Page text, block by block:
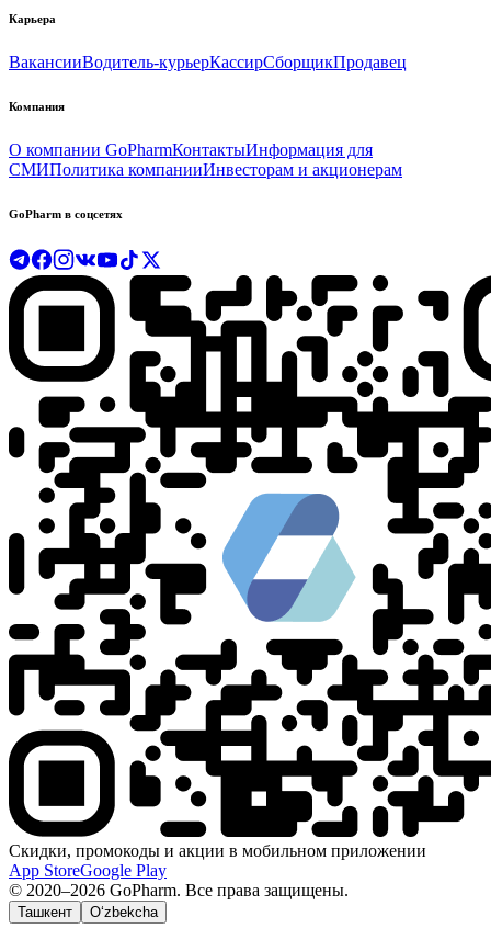
Карьера
ВакансииВодитель-курьерКассирСборщикПродавец
Компания
О компании GoPharmКонтактыИнформация для
СМИПолитика компанииИнвесторам и акционерам
GoPharm в соцсетях
Скидки, промокоды и акции в мобильном приложении
App StoreGoogle Play
© 2020–2026 GoPharm. Все права защищены.
Ташкент O‘zbekcha